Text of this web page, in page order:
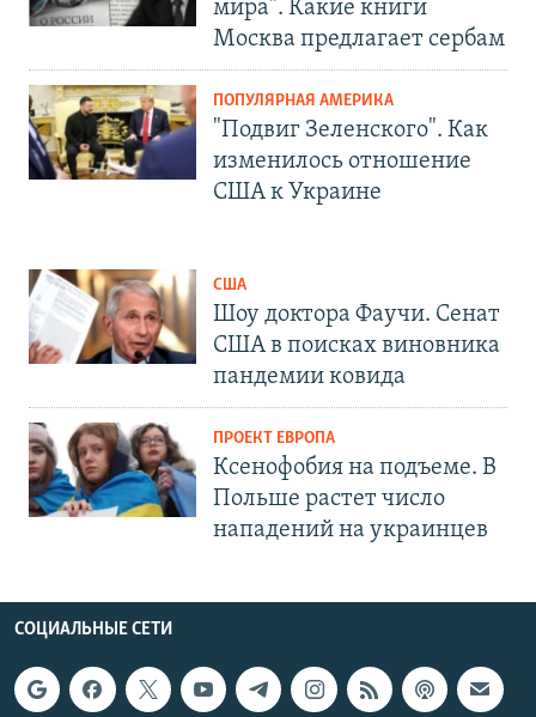
мира". Какие книги
Москва предлагает сербам
ПОПУЛЯРНАЯ АМЕРИКА
"Подвиг Зеленского". Как
изменилось отношение
США к Украине
США
Шоу доктора Фаучи. Сенат
США в поисках виновника
пандемии ковида
ПРОЕКТ ЕВРОПА
Ксенофобия на подъеме. В
Польше растет число
нападений на украинцев
СОЦИАЛЬНЫЕ СЕТИ